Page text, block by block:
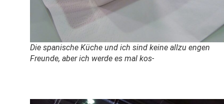
Die spanische Küche und ich sind keine allzu engen
Freunde, aber ich werde es mal kos-